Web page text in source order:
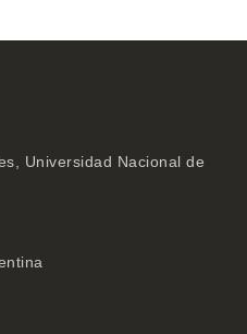
Universidad Nacional de